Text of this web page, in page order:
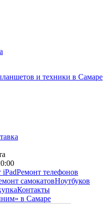
и техники в Самаре
iPadРемонт телефонов
самокатовНоутбуков
Контакты